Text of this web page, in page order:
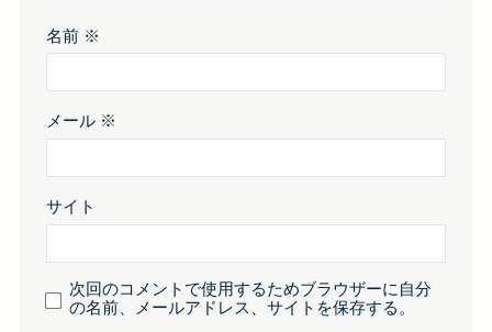
名前 ※
メール ※
サイト
次回のコメントで使用するためブラウザーに自分
の名前、メールアドレス、サイトを保存する。